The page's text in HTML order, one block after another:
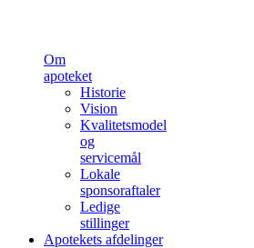
Om
apoteket
Historie
Vision
Kvalitetsmodel
og
servicemål
Lokale
sponsoraftaler
Ledige
stillinger
Apotekets afdelinger